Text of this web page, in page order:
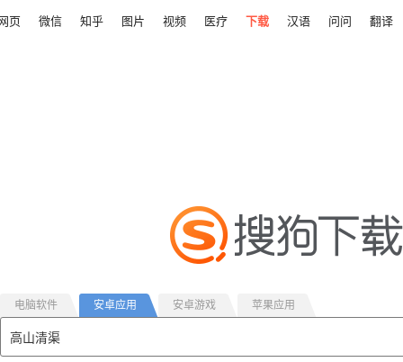
页 微信 知乎 图片 视频 医疗 下载 汉语 问问 翻译
电脑软件 安卓应用 安卓游戏 苹果应用